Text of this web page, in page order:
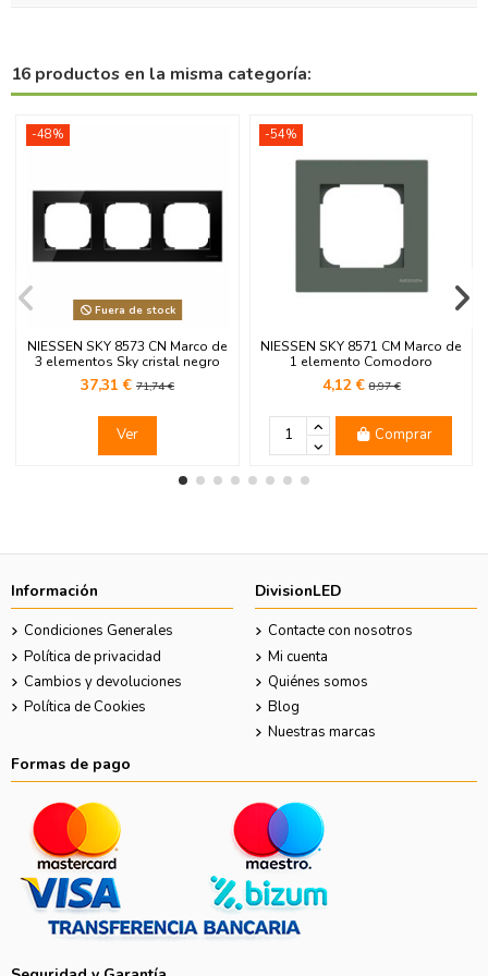
16 productos en la misma categoría:
-48%
Fuera de stock
NIESSEN SKY 8573 CN Marco de
3 elementos Sky cristal negro
37,31 € 71,74 €
Ver
-54%
NIESSEN SKY 8571 CM Marco de
1 elemento Comodoro
4,12 €8,97 €
Comprar
Información
Condiciones Generales
Política de privacidad
Cambios y devoluciones
Política de Cookies
DivisionLED
Contacte con nosotros
Mi cuenta
Quiénes somos
Blog
Nuestras marcas
Formas de pago